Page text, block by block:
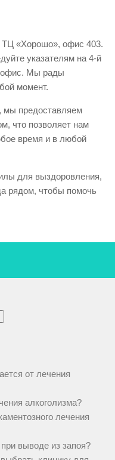
«Хорошо», офис 403.
указателям на 4-й
офис. Мы рады
момент.
мы предоставляем
что позволяет нам
время и в любой
для выздоровления,
рядом, чтобы помочь
от лечения
алкоголизма?
лечения
выводе из запоя?